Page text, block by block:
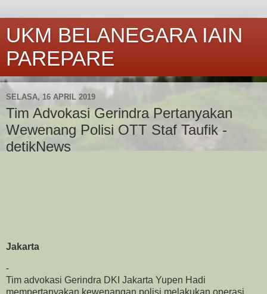
UKM BELANEGARA IAIN
PAREPARE
SELASA, 16 APRIL 2019
Tim Advokasi Gerindra Pertanyakan
Wewenang Polisi OTT Staf Taufik -
detikNews
Jakarta
-
Tim advokasi Gerindra DKI Jakarta Yupen Hadi
mempertanyakan kewenangan polisi melakukan operasi